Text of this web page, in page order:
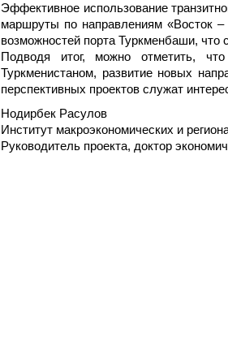
Эффективное использование
маршруты по направлениям «Восток
возможностей порта Туркменбаши,
Подводя итог, можно отметить,
Туркменистаном, развитие новых
перспективных проектов служат
Нодирбек Расулов
Институт макроэкономических и
Руководитель проекта, доктор